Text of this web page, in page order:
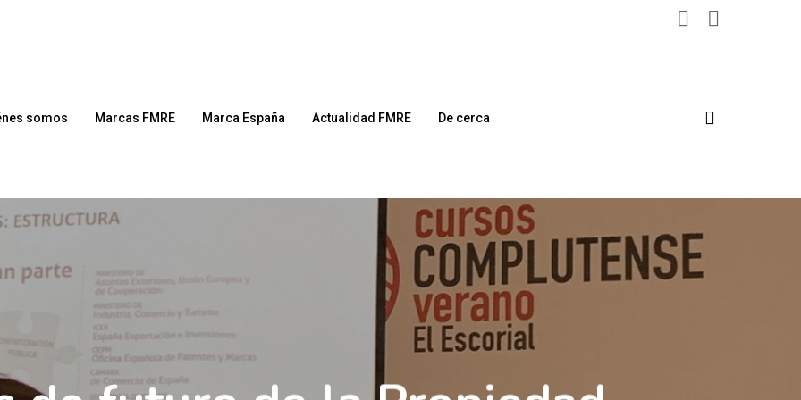
somos Marcas FMRE Marca España Actualidad FMRE De cerca